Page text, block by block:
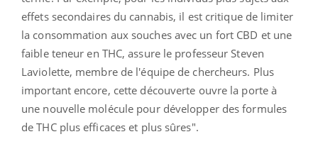
effets secondaires du cannabis, il est critique de limiter
la consommation aux souches avec un fort CBD et une
faible teneur en THC, assure le professeur Steven
Laviolette, membre de l'équipe de chercheurs. Plus
important encore, cette découverte ouvre la porte à
une nouvelle molécule pour développer des formules
de THC plus efficaces et plus sûres".